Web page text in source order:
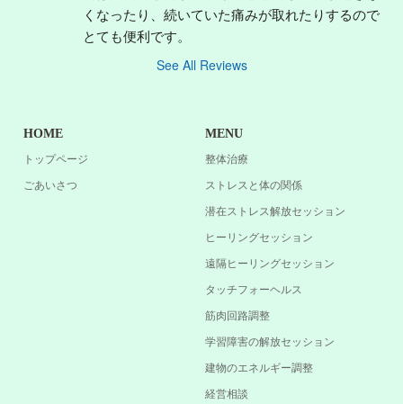
くなったり、続いていた痛みが取れたりするので
とても便利です。
See All Reviews
HOME
トップページ
ごあいさつ
MENU
整体治療
ストレスと体の関係
潜在ストレス解放セッション
ヒーリングセッション
遠隔ヒーリングセッション
タッチフォーヘルス
筋肉回路調整
学習障害の解放セッション
建物のエネルギー調整
経営相談